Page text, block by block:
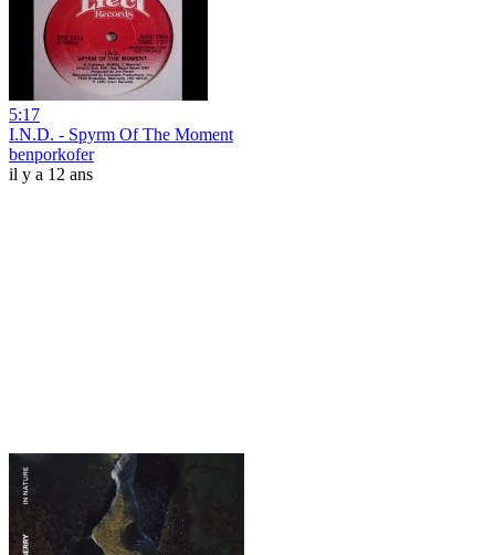
5:17
I.N.D. - Spyrm Of The Moment
benporkofer
il y a 12 ans